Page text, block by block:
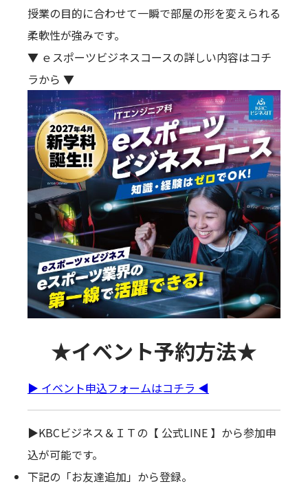
授業の目的に合わせて一瞬で部屋の形を変えられる
柔軟性が強みです。
▼ ｅスポーツビジネスコースの詳しい内容はコチ
ラから ▼
★イベント予約方法★
▶ イベント申込フォームはコチラ ◀
▶KBCビジネス＆ＩＴの【 公式LINE 】から参加申
込が可能です。
下記の「お友達追加」から登録。